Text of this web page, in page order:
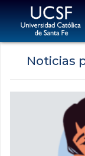
Noticias